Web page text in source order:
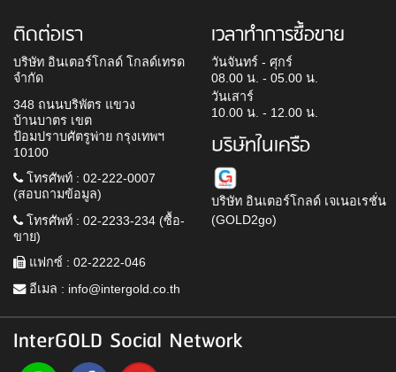
ติดต่อเรา
บริษัท อินเตอร์โกลด์ โกลด์เทรด
จำกัด
348 ถนนบริพัตร แขวง
บ้านบาตร เขต
ป้อมปราบศัตรูพ่าย กรุงเทพฯ
10100
โทรศัพท์ : 02-222-0007
(สอบถามข้อมูล)
โทรศัพท์ : 02-2233-234 (ซื้อ-
ขาย)
แฟกซ์ : 02-2222-046
อีเมล : info@intergold.co.th
เวลาทำการซื้อขาย
วันจันทร์ - ศุกร์
08.00 น. - 05.00 น.
วันเสาร์
10.00 น. - 12.00 น.
บริษัทในเครือ
บริษัท อินเตอร์โกลด์ เจเนอเรชั่น
(GOLD2go)
InterGOLD Social Network